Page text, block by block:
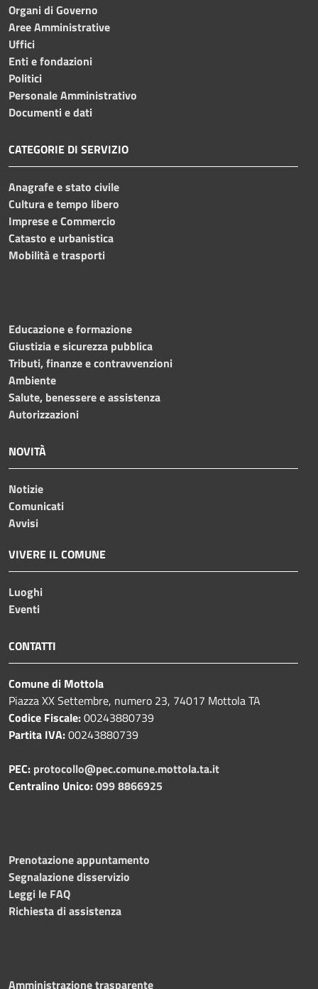
Organi di Governo
Aree Amministrative
Uffici
Enti e fondazioni
Politici
Personale Amministrativo
Documenti e dati
CATEGORIE DI SERVIZIO
Anagrafe e stato civile
Cultura e tempo libero
Imprese e Commercio
Catasto e urbanistica
Mobilità e trasporti
Educazione e formazione
Giustizia e sicurezza pubblica
Tributi, finanze e contravvenzioni
Ambiente
Salute, benessere e assistenza
Autorizzazioni
NOVITÀ
Notizie
Comunicati
Avvisi
VIVERE IL COMUNE
Luoghi
Eventi
CONTATTI
Comune di Mottola
Piazza XX Settembre, numero 23, 74017 Mottola TA
Codice Fiscale:00243880739
Partita IVA:00243880739
PEC: protocollo@pec.comune.mottola.ta.it
Centralino Unico:099 8866925
Prenotazione appuntamento
Segnalazione disservizio
Leggi le FAQ
Richiesta di assistenza
Amministrazione trasparente